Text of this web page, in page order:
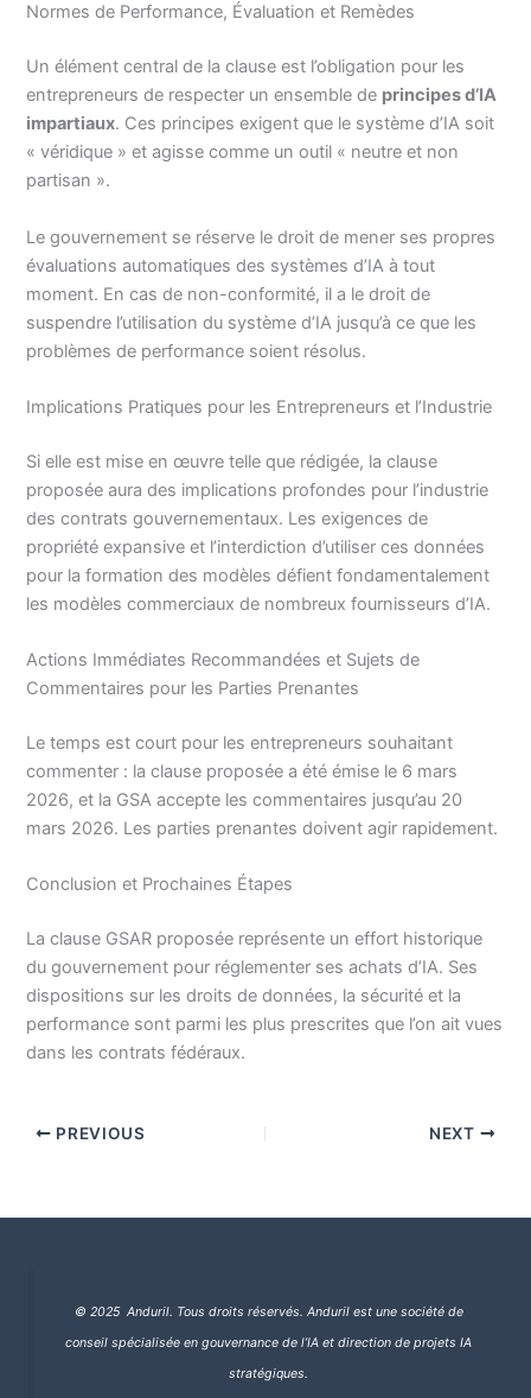
Normes de Performance, Évaluation et Remèdes
Un élément central de la clause est l’obligation pour les
entrepreneurs de respecter un ensemble de principes d’IA
impartiaux. Ces principes exigent que le système d’IA soit
« véridique » et agisse comme un outil « neutre et non
partisan ».
Le gouvernement se réserve le droit de mener ses propres
évaluations automatiques des systèmes d’IA à tout
moment. En cas de non-conformité, il a le droit de
suspendre l’utilisation du système d’IA jusqu’à ce que les
problèmes de performance soient résolus.
Implications Pratiques pour les Entrepreneurs et l’Industrie
Si elle est mise en œuvre telle que rédigée, la clause
proposée aura des implications profondes pour l’industrie
des contrats gouvernementaux. Les exigences de
propriété expansive et l’interdiction d’utiliser ces données
pour la formation des modèles défient fondamentalement
les modèles commerciaux de nombreux fournisseurs d’IA.
Actions Immédiates Recommandées et Sujets de
Commentaires pour les Parties Prenantes
Le temps est court pour les entrepreneurs souhaitant
commenter : la clause proposée a été émise le 6 mars
2026, et la GSA accepte les commentaires jusqu’au 20
mars 2026. Les parties prenantes doivent agir rapidement.
Conclusion et Prochaines Étapes
La clause GSAR proposée représente un effort historique
du gouvernement pour réglementer ses achats d’IA. Ses
dispositions sur les droits de données, la sécurité et la
performance sont parmi les plus prescrites que l’on ait vues
dans les contrats fédéraux.
PREVIOUS NEXT
© 2025 Anduril. Tous droits réservés. Anduril est une société de
conseil spécialisée en gouvernance de l’IA et direction de projets IA
stratégiques.